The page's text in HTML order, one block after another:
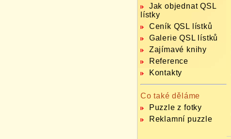
Jak objednat QSL
lístky
Ceník QSL lístků
Galerie QSL lístků
Zajímavé knihy
Reference
Kontakty
Co také děláme
Puzzle z fotky
Reklamní puzzle